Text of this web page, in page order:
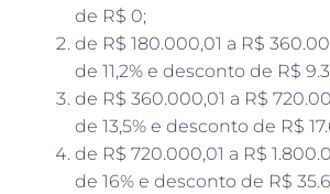
de R$ 0;
de R$ 180.000,01 a R$
de 11,2% e desconto de R$
de R$ 360.000,01 a R$
de 13,5% e desconto de R$
de R$ 720.000,01 a R$
de 16% e desconto de R$